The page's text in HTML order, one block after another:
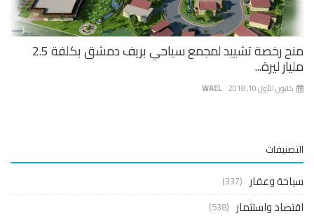
منح رخصة تشييد لمجمع سياحي بريف دمشق بكلفة 2.5
ليرة...
WAEL الأول 10, 2018
وعقار (337)
واستثمار (538)